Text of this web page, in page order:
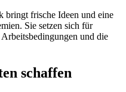
bringt frische Ideen und eine
Sie setzen sich für
und die
schaffen